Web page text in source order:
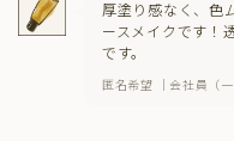
厚塗り感なく、色
ースメイクです！
です。
匿名希望 ｜会社員（